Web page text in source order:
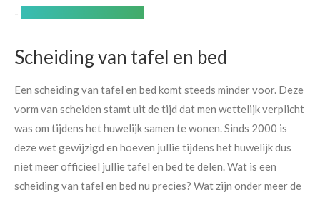
-
Scheiding van tafel en bed
Een scheiding van tafel en bed komt steeds minder voor. Deze
vorm van scheiden stamt uit de tijd dat men wettelijk verplicht
was om tijdens het huwelijk samen te wonen. Sinds 2000 is
deze wet gewijzigd en hoeven jullie tijdens het huwelijk dus
niet meer officieel jullie tafel en bed te delen. Wat is een
scheiding van tafel en bed nu precies? Wat zijn onder meer de